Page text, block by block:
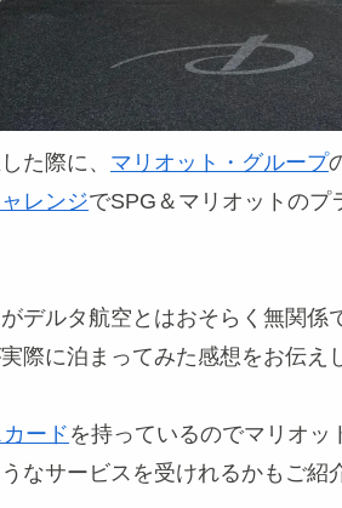
た際に、 マリオット・グループ
レンジでSPG＆マリオットのプ
デルタ航空とはおそらく無関係
際に泊まってみた感想をお伝え
ード を持っているのでマリオッ
なサービスを受けれるかもご紹